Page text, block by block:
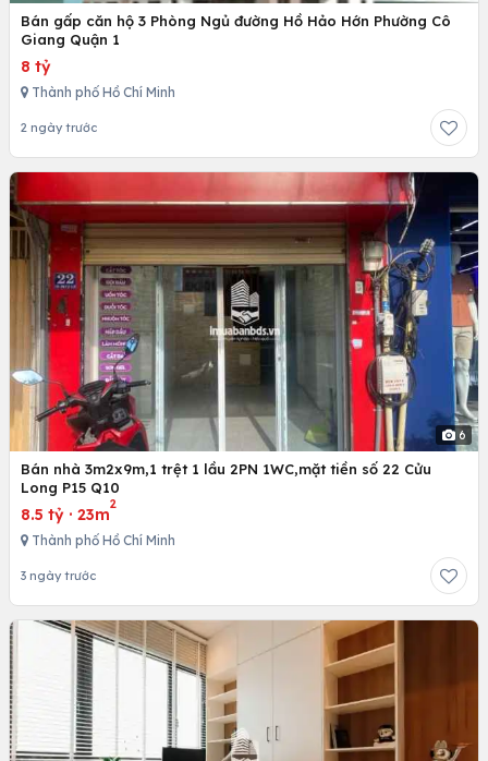
Bán gấp căn hộ 3 Phòng Ngủ đường Hồ Hảo Hớn Phường Cô
Giang Quận 1
8 tỷ
Thành phố Hồ Chí Minh
2 ngày trước
6
Bán nhà 3m2x9m,1 trệt 1 lầu 2PN 1WC,mặt tiền số 22 Cửu
Long P15 Q10
8.5 tỷ · 23m
2
Thành phố Hồ Chí Minh
3 ngày trước